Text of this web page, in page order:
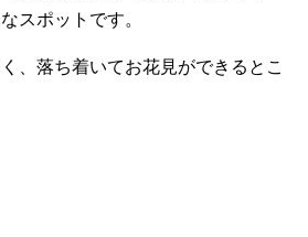
スポットです。
、落ち着いてお花見ができるとこ